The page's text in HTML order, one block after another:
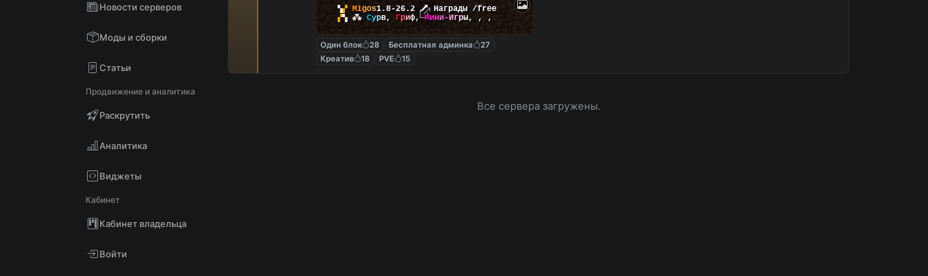
Новости серверов
Моды и сборки
Статьи
Продвижение и аналитика
Раскрутить
Аналитика
Виджеты
Кабинет
Кабинет владельца
Войти
▚▞ Migos1.8-26.2 🗡 Награды /free
▞▚ ⁂ Сурв, Гриф,Мини-Игры, , ,
Один блок 28 Бесплатная админка
27
Креатив
18 PVE 15
Все сервера загружены.